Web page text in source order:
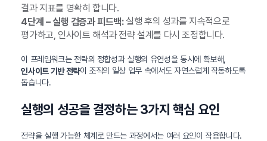
결과 지표를 명확히 합니다.
4단계 – 실행 검증과 피드백:실행 후의 성과를 지속적으로
평가하고, 인사이트 해석과 전략 설계를 다시 조정합니다.
이 프레임워크는 전략의 정합성과 실행의 유연성을 동시에 확보해,
인사이트 기반 전략이 조직의 일상 업무 속에서도 자연스럽게 작동하도록
돕습니다.
실행의 성공을 결정하는 3가지 핵심 요인
전략을 실행 가능한 체계로 만드는 과정에서는 여러 요인이 작용합니다.